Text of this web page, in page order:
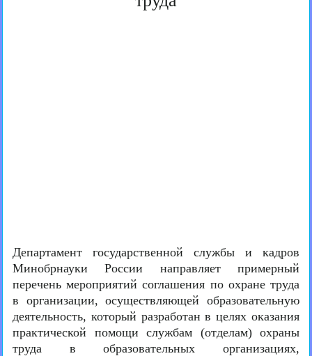
Департамент государственной службы и кадров
Минобрнауки России направляет примерный
перечень мероприятий соглашения по охране труда
в организации, осуществляющей образовательную
деятельность, который разработан в целях оказания
практической помощи службам (отделам) охраны
труда в образовательных организациях,